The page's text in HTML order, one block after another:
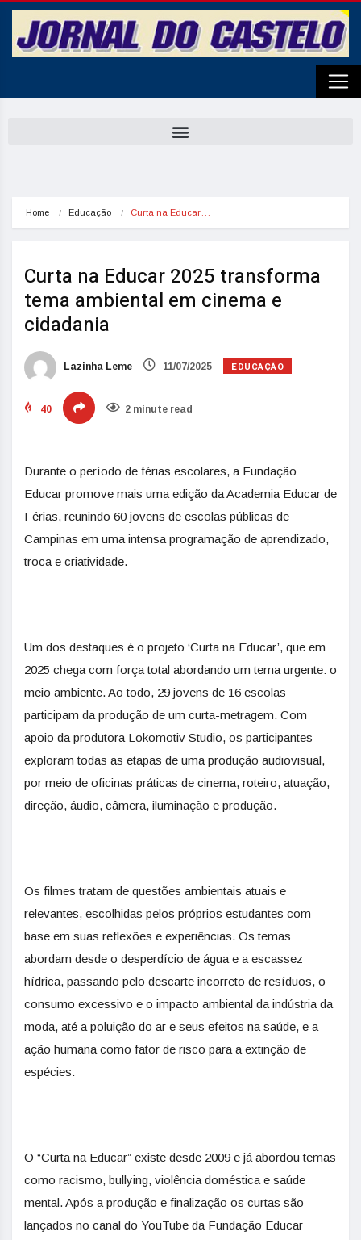
Home Educação Curta na Educar…
Curta na Educar 2025 transforma
tema ambiental em cinema e
cidadania
Lazinha Leme 11/07/2025 EDUCAÇÃO
40 2 minute read
Durante o período de férias escolares, a Fundação
Educar promove mais uma edição da Academia Educar de
Férias, reunindo 60 jovens de escolas públicas de
Campinas em uma intensa programação de aprendizado,
troca e criatividade.
Um dos destaques é o projeto ‘Curta na Educar’, que em
2025 chega com força total abordando um tema urgente: o
meio ambiente. Ao todo, 29 jovens de 16 escolas
participam da produção de um curta-metragem. Com
apoio da produtora Lokomotiv Studio, os participantes
exploram todas as etapas de uma produção audiovisual,
por meio de oficinas práticas de cinema, roteiro, atuação,
direção, áudio, câmera, iluminação e produção.
Os filmes tratam de questões ambientais atuais e
relevantes, escolhidas pelos próprios estudantes com
base em suas reflexões e experiências. Os temas
abordam desde o desperdício de água e a escassez
hídrica, passando pelo descarte incorreto de resíduos, o
consumo excessivo e o impacto ambiental da indústria da
moda, até a poluição do ar e seus efeitos na saúde, e a
ação humana como fator de risco para a extinção de
espécies.
O “Curta na Educar” existe desde 2009 e já abordou temas
como racismo, bullying, violência doméstica e saúde
mental. Após a produção e finalização os curtas são
lançados no canal do YouTube da Fundação Educar